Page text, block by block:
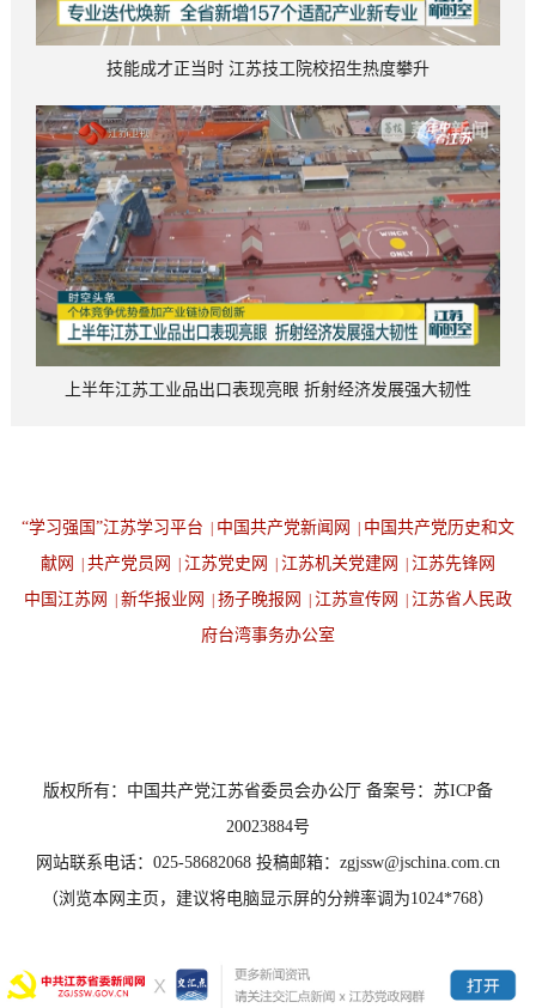
技能成才正当时 江苏技工院校招生热度攀升
上半年江苏工业品出口表现亮眼 折射经济发展强大韧性
“学习强国”江苏学习平台 中国共产党新闻网
中国共产党历史和文
献网
共产党员网 江苏党史网 江苏机关党建网
江苏先锋网
中国江苏网
新华报业网 扬子晚报网 江苏宣传网
江苏省人民政
府台湾事务办公室
版权所有：中国共产党江苏省委员会办公厅 备案号：苏ICP备
20023884号
网站联系电话：025-58682068 投稿邮箱：zgjssw@jschina.com.cn
（浏览本网主页，建议将电脑显示屏的分辨率调为1024*768）